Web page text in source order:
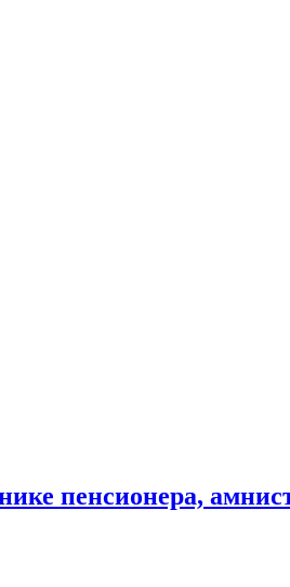
пенсионера,